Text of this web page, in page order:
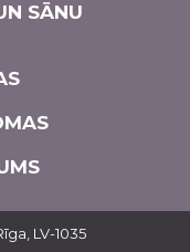
SĀNU
LV-1035